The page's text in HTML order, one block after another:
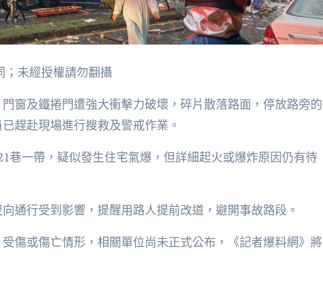
；未經授權請勿翻攝
窗及鐵捲門遭強大衝擊力破壞，碎片散落路面，停放路旁的
趕赴現場進行搜救及警戒作業。
巷一帶，疑似發生住宅氣爆，但詳細起火或爆炸原因仍有待
通行受到影響，提醒用路人提前改道，避開事故路段。
傷或傷亡情形，相關單位尚未正式公布，《記者爆料網》將